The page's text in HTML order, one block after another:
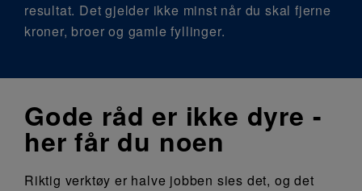
resultat. Det gjelder ikke minst når du skal fjerne
kroner, broer og gamle fyllinger.
Gode råd er ikke dyre -
her får du noen
Riktig verktøy er halve jobben sies det, og det